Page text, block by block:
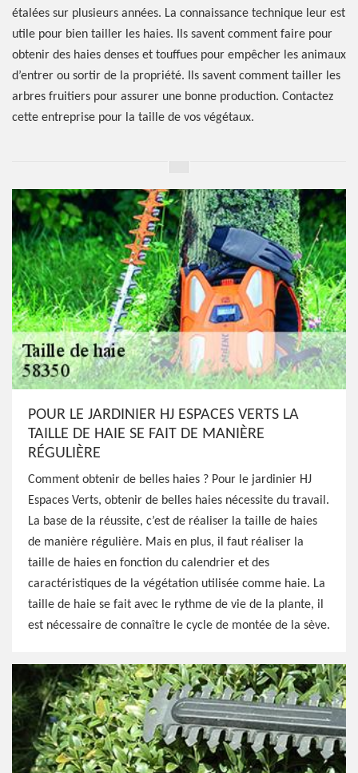
étalées sur plusieurs années. La connaissance technique leur est
utile pour bien tailler les haies. Ils savent comment faire pour
obtenir des haies denses et touffues pour empêcher les animaux
d’entrer ou sortir de la propriété. Ils savent comment tailler les
arbres fruitiers pour assurer une bonne production. Contactez
cette entreprise pour la taille de vos végétaux.
POUR LE JARDINIER HJ ESPACES VERTS LA
TAILLE DE HAIE SE FAIT DE MANIÈRE
RÉGULIÈRE
Comment obtenir de belles haies ? Pour le jardinier HJ
Espaces Verts, obtenir de belles haies nécessite du travail.
La base de la réussite, c’est de réaliser la taille de haies
de manière régulière. Mais en plus, il faut réaliser la
taille de haies en fonction du calendrier et des
caractéristiques de la végétation utilisée comme haie. La
taille de haie se fait avec le rythme de vie de la plante, il
est nécessaire de connaître le cycle de montée de la sève.